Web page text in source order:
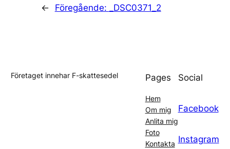
← Föregående: _DSC0371_2
Företaget innehar F-skattesedel Pages
Hem
Om mig
Anlita mig
Foto
Kontakta
Social
Facebook
Instagram